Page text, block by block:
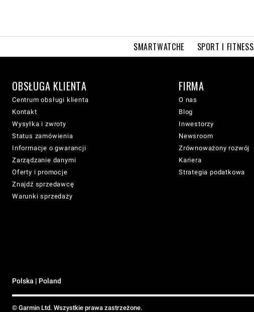
SMARTWATCHE SPORT I FITNESS
OBSŁUGA KLIENTA
Centrum obsługi klienta
Kontakt
Wysyłka i zwroty
Status zamówienia
Informacje o gwarancji
Zarządzanie danymi
Oferty i promocje
Znajdź sprzedawcę
Warunki sprzedaży
FIRMA
O nas
Blog
Inwestorzy
Newsroom
Zrównoważony rozwój
Kariera
Strategia podatkowa
Polska | Poland
© Garmin Ltd. Wszystkie prawa zastrzeżone.